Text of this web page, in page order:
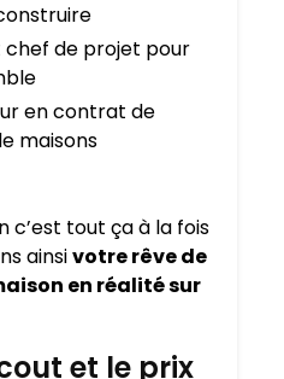
chef de projet pour
en contrat de
maisons
c’est tout ça à la fois
ainsivotre rêve de
en réalité sur
et le prix